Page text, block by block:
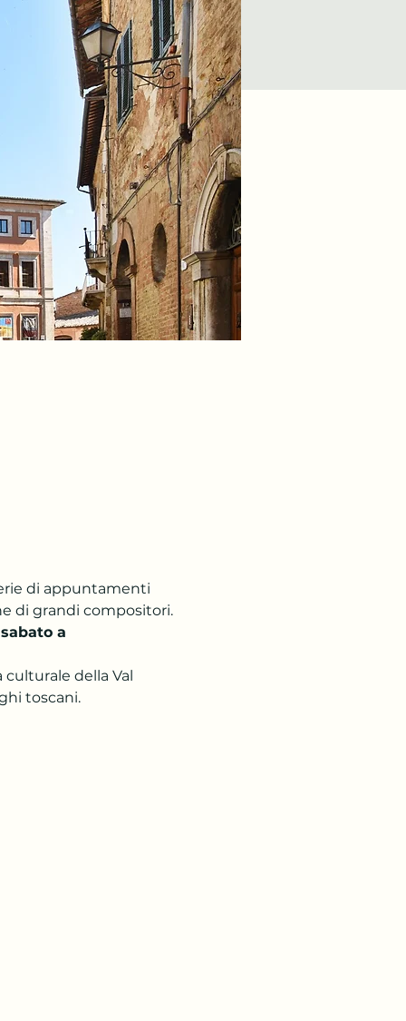
di appuntamenti
di grandi compositori.
a
culturale della Val
toscani.